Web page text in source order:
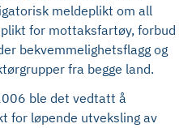
meldeplikt om all
for mottaksfartøy, forbud
bekvemmelighetsflagg og
fra begge land.
ble det vedtatt å
for løpende utveksling av